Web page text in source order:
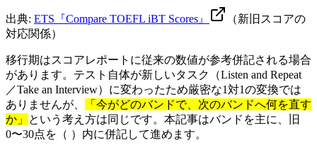
出典: ETS『Compare TOEFL iBT Scores』
（新旧スコアの
対応関係）
移行期はスコアレポートに従来の数値が参考併記される場合
があります。テスト自体が新しいタスク（Listen and Repeat
／Take an Interview）に変わったため厳密な1対1の変換では
ありませんが、
「今がどのバンドで、次のバンドへ何を直す
か」
という考え方は同じです。本記事はバンドを主に、旧
0〜30点を（ ）内に併記して進めます。